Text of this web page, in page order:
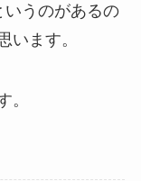
いうのがあるの
います。
。